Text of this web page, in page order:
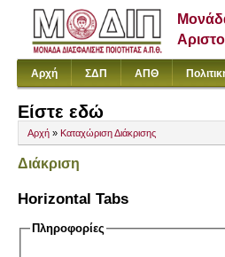
Αρχή ΣΔΠ ΑΠΘ
Είστε εδώ
Αρχή » Καταχώριση Διάκρισης
Διάκριση
Horizontal Tabs
Πληροφορίες